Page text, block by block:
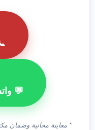
💬
* معاينة مجانية وضمان